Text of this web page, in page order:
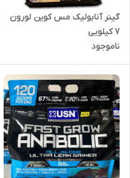
گینر آنابولیک مس کوین لورون
۷ کیلویی
ناموجود